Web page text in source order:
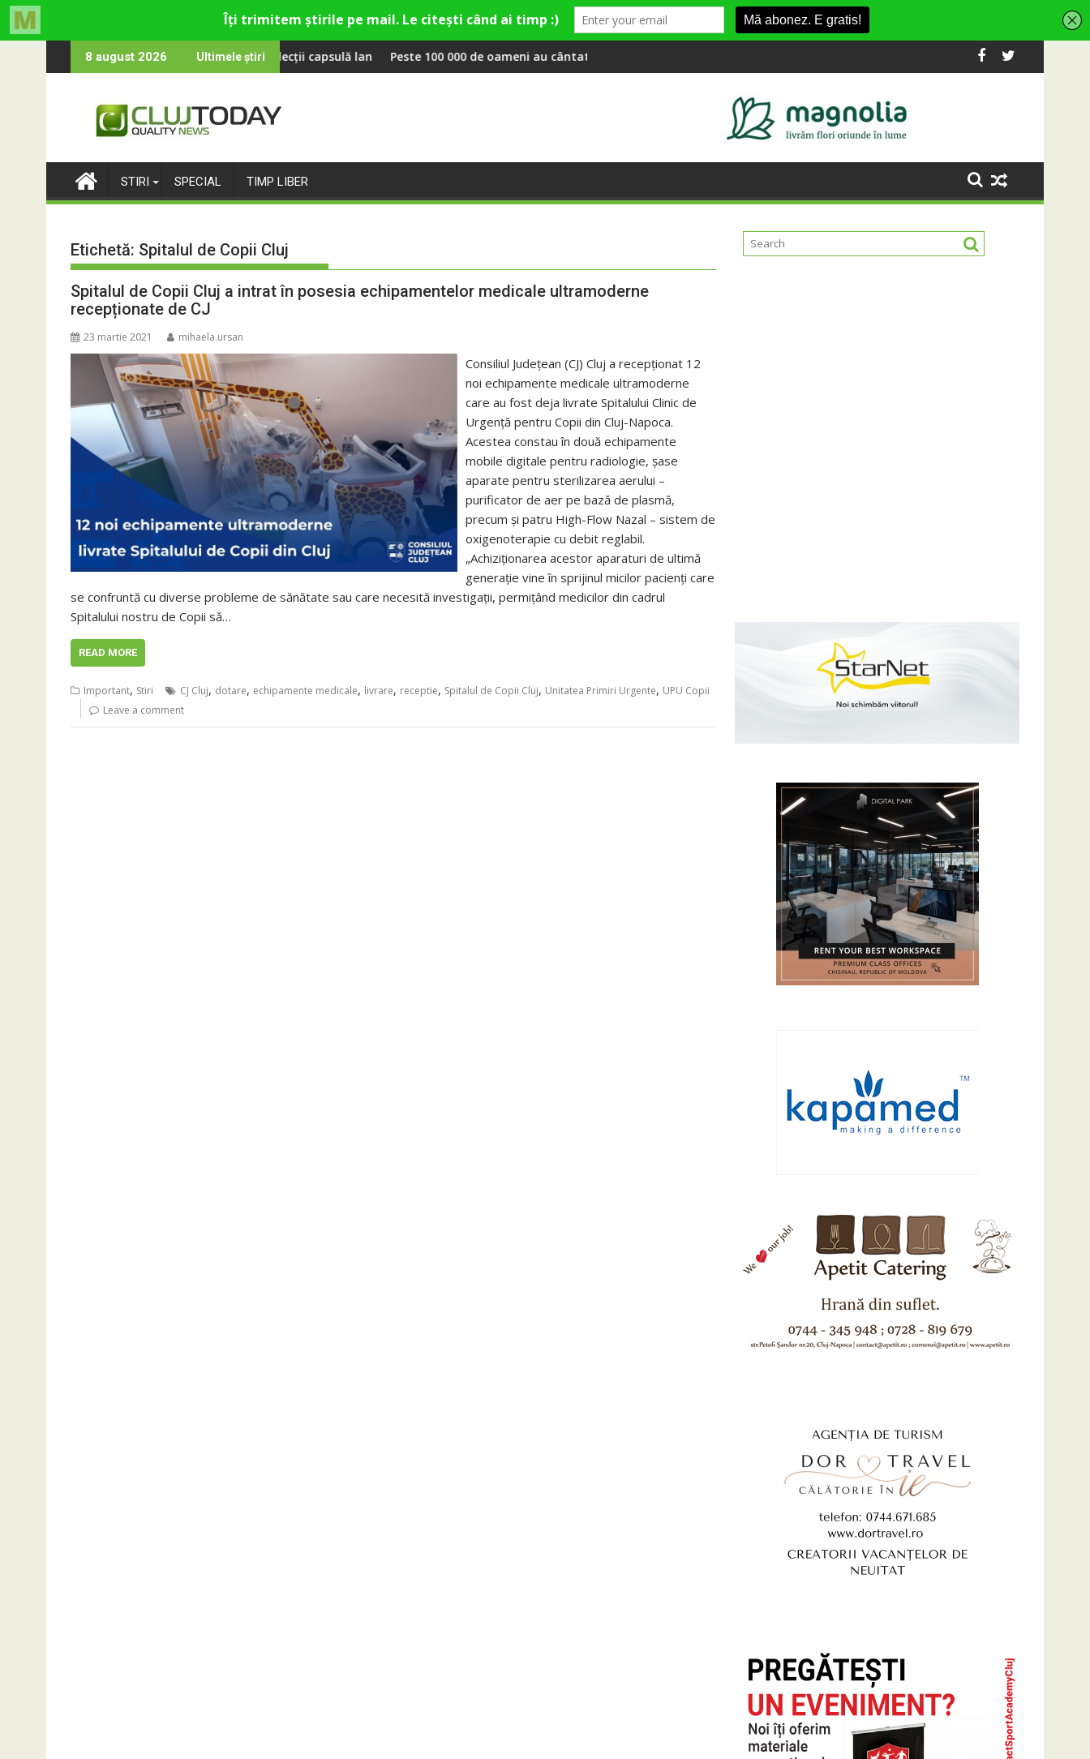
to
8 august 2026 Ultimele știri
revine la UNTOLD 2026: Colecții capsulă lansate cu Gina, Smiley și Theo Rose și comercianți români parteneri, în premieră la Fashion Village
Peste 100 000 de oameni au cântat, la Untold, împreună cu StingRIVUS transformă fosta platformă Carbochim într-un nou centru cultural și de
Când luna devine o întrebare
STIRI SPECIAL TIMP LIBER
Etichetă: Spitalul de Copii Cluj
Spitalul de Copii Cluj a intrat în posesia echipamentelor medicale ultramoderne
recepționate de CJ
23 martie 2021 mihaela.ursan
Consiliul Județean (CJ) Cluj a recepționat 12
noi echipamente medicale ultramoderne
care au fost deja livrate Spitalului Clinic de
Urgență pentru Copii din Cluj-Napoca.
Acestea constau în două echipamente
mobile digitale pentru radiologie, șase
aparate pentru sterilizarea aerului –
purificator de aer pe bază de plasmă,
precum și patru High-Flow Nazal – sistem de
oxigenoterapie cu debit reglabil.
„Achiziționarea acestor aparaturi de ultimă
generație vine în sprijinul micilor pacienți care
se confruntă cu diverse probleme de sănătate sau care necesită investigații, permițând medicilor din cadrul
Spitalului nostru de Copii să…
READ MORE
Important, Stiri CJ Cluj, dotare, echipamente medicale, livrare, receptie, Spitalul de Copii Cluj, Unitatea Primiri Urgente, UPU Copii
Leave a comment